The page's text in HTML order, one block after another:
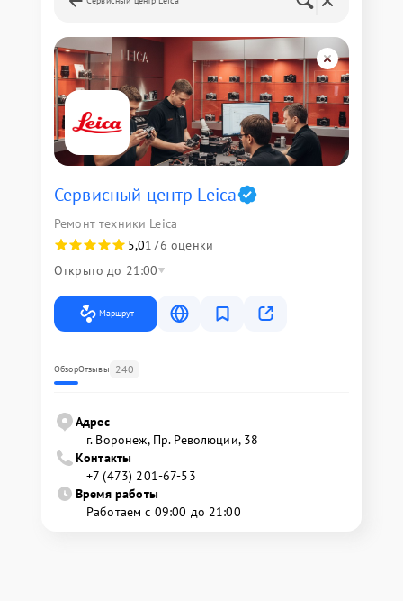
Сервисный центр Leica
Ремонт техники Leica
5,0176 оценки
Открыто до 21:00
Маршрут
ОбзорОтзывы 240
Адрес
г. Воронеж, Пр. Революции, 38
Контакты
+7 (473) 201-67-53
Время работы
Работаем с 09:00 до 21:00